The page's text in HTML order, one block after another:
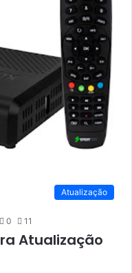
Atualização
0 11
Atualização